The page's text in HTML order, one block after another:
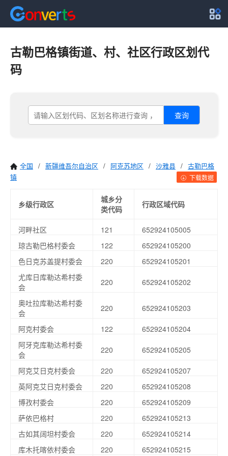
古勒巴格镇街道、村、社区行政区划代
码
查询
全国 / 新疆维吾尔自治区 / 阿克苏地区 / 沙雅县 / 古勒巴格
镇
下载数据
乡级行政区
城乡分
类代码
行政区域代码
河畔社区 121
652924105005
琼古勒巴格村委会
122
652924105200
色日克苏盖提村委会
220
652924105201
尤库日库勒达希村委
会
220 652924105202
奥吐拉库勒达希村委
会
220 652924105203
阿克村委会 122
652924105204
阿牙克库勒达希村委
会
220 652924105205
阿克艾日克村委会 220
652924105207
英阿克艾日克村委会
220
652924105208
博孜村委会
220
652924105209
萨依巴格村
220
652924105213
古如其阔坦村委会
220
652924105214
库木托喀依村委会
220 652924105215